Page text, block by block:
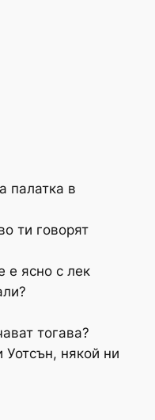
палатка в
ти говорят
ясно с лек
тогава?
някой ни